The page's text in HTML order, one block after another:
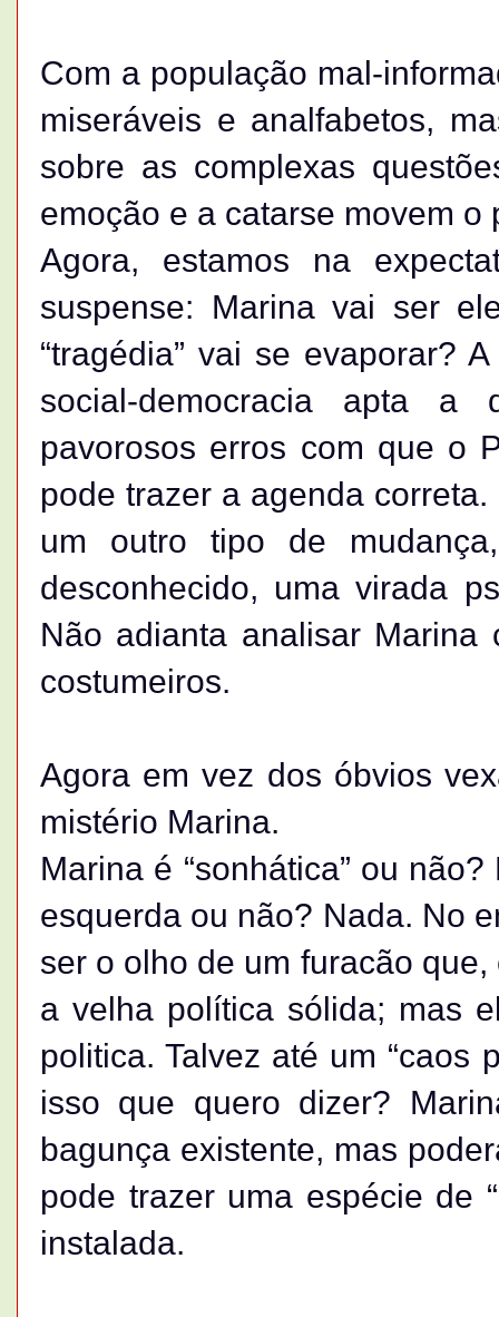
Com a população mal-
miseráveis e analfabetos,
sobre as complexas
emoção e a catarse movem o
Agora, estamos na
suspense: Marina vai ser
“tragédia” vai se evaporar?
social-democracia apta
pavorosos erros com que o
pode trazer a agenda
um outro tipo de
desconhecido, uma virada
Não adianta analisar Marina
costumeiros.
Agora em vez dos óbvios
mistério Marina.
Marina é “sonhática” ou
esquerda ou não? Nada. No
ser o olho de um furacão
a velha política sólida; mas
politica. Talvez até um “caos
isso que quero dizer?
bagunça existente, mas
pode trazer uma espécie de
instalada.